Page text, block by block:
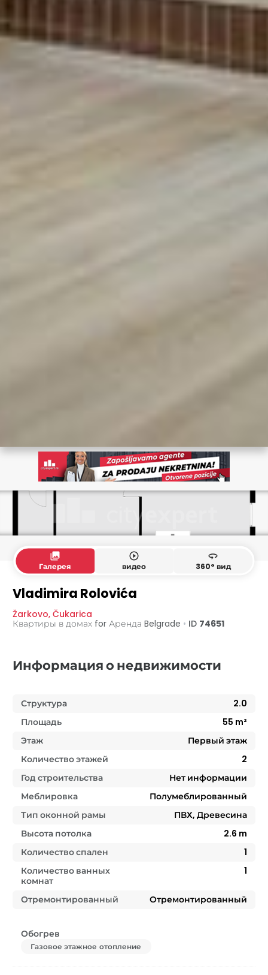
collections
Галерея
play_circle_outline
видео
360
360° вид
Vladimira Rolovića
Žarkovo, Čukarica
Квартиры в домах for Аренда Belgrade • ID 74651
Информация о недвижимости
Структура
2.0
Площадь
55 m²
Этаж
Первый этаж
Количество этажей
2
Год строительства
Нет информации
Меблировка
Полумеблированный
Тип оконной рамы
ПВХ, Древесина
Высота потолка
2.6 m
Количество спален
1
Количество ванных
комнат
1
Отремонтированный Отремонтированный
Обогрев
Газовое этажное отопление